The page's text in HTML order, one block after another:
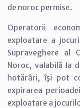
de noroc permise.
Operatorii
exploatare a
Supraveghere al
Noroc, valabilă la
hotărâri, îşi pot
expirarea
exploatare a